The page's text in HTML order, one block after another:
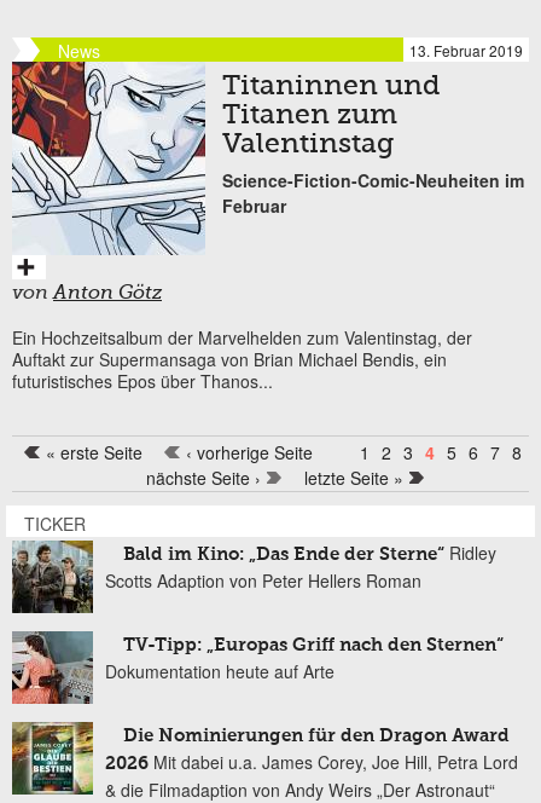
News 13. Februar 2019
Titaninnen und
Titanen zum
Valentinstag
Science-Fiction-Comic-Neuheiten im
Februar
vonAnton Götz
Ein Hochzeitsalbum der Marvelhelden zum Valentinstag, der
Auftakt zur Supermansaga von Brian Michael Bendis, ein
futuristisches Epos über Thanos...
Seiten
« erste Seite ‹ vorherige Seite 1 2 3 4 5 6 7 8
nächste Seite ›
letzte Seite »
TICKER
Bald im Kino: „Das Ende der Sterne“ Ridley
Scotts Adaption von Peter Hellers Roman
TV-Tipp: „Europas Griff nach den Sternen“
Dokumentation heute auf Arte
Die Nominierungen für den Dragon Award
2026 Mit dabei u.a. James Corey, Joe Hill, Petra Lord
& die Filmadaption von Andy Weirs „Der Astronaut“